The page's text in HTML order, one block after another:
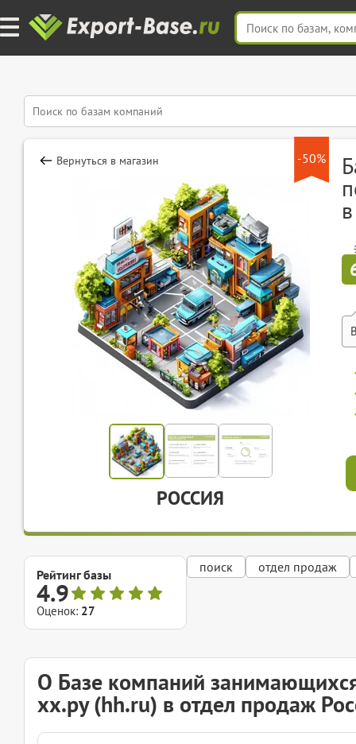
-50%
Вернуться в магазин
РОССИЯ
Рейтинг базы
4.9
Оценок: 27
поиск отдел продаж
О Базе компаний
хх.ру (hh.ru) в отдел продаж